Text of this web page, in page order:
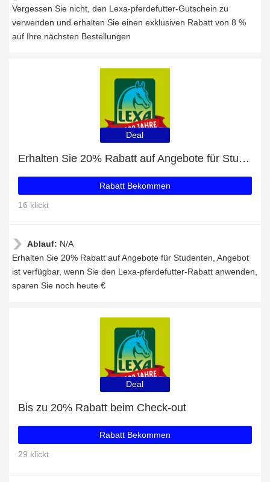
Vergessen Sie nicht, den Lexa-pferdefutter-Gutschein zu
verwenden und erhalten Sie einen exklusiven Rabatt von 8 %
auf Ihre nächsten Bestellungen
Deal
Erhalten Sie 20% Rabatt auf Angebote für Studenten
Rabatt Bekommen
16 klickt
Ablauf: N/A
Erhalten Sie 20% Rabatt auf Angebote für Studenten, Angebot
ist verfügbar, wenn Sie den Lexa-pferdefutter-Rabatt anwenden,
sparen Sie noch heute €
Deal
Bis zu 20% Rabatt beim Check-out
Rabatt Bekommen
29 klickt